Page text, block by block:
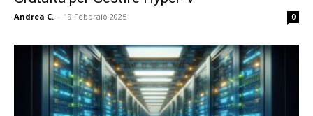
Andrea C. - 19 Febbraio 2025 0